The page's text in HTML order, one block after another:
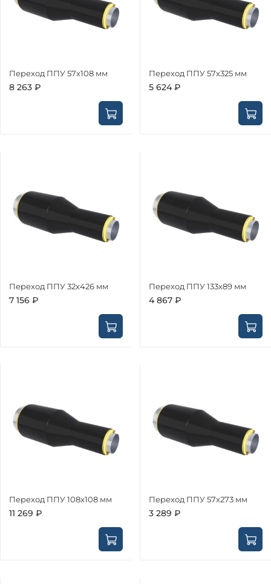
Переход ППУ 57х108 мм
8 263 ₽
Переход ППУ 57х325 мм
5 624 ₽
Переход ППУ 32х426 мм
7 156 ₽
Переход ППУ 133х89 мм
4 867 ₽
Переход ППУ 108х108 мм
11 269 ₽
Переход ППУ 57х273 мм
3 289 ₽